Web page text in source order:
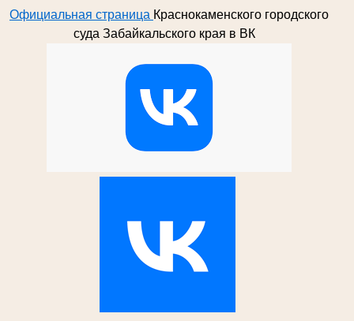
Официальная страница Краснокаменского городского
суда Забайкальского края в ВК